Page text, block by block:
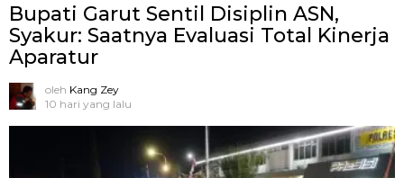
Bupati Garut Sentil Disiplin ASN,
Syakur: Saatnya Evaluasi Total Kinerja
Aparatur
oleh Kang Zey
10 hari yang lalu